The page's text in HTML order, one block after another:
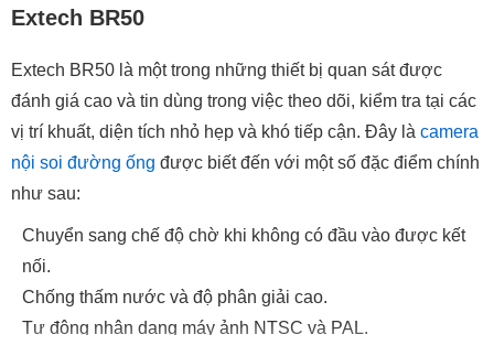
Extech BR50
Extech BR50 là một trong những thiết bị quan sát được
đánh giá cao và tin dùng trong việc theo dõi, kiểm tra tại các
vị trí khuất, diện tích nhỏ hẹp và khó tiếp cận. Đây là camera
nội soi đường ống được biết đến với một số đặc điểm chính
như sau:
Chuyển sang chế độ chờ khi không có đầu vào được kết
nối.
Chống thấm nước và độ phân giải cao.
Tự động nhận dạng máy ảnh NTSC và PAL.